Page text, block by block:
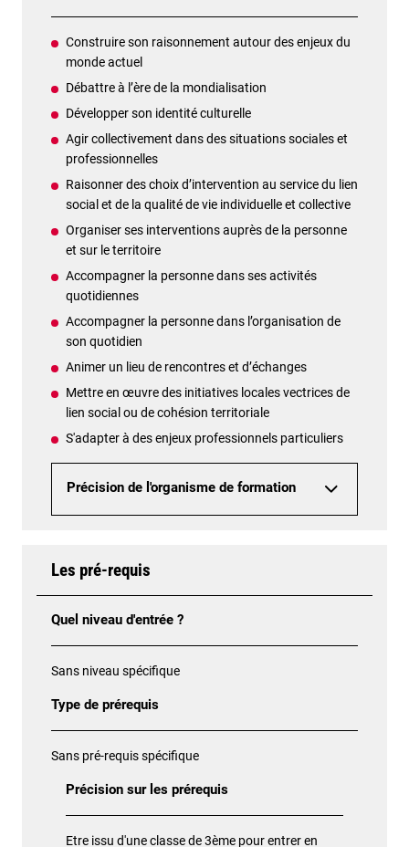
Construire son raisonnement autour des enjeux du
monde actuel
Débattre à l’ère de la mondialisation
Développer son identité culturelle
Agir collectivement dans des situations sociales et
professionnelles
Raisonner des choix d’intervention au service du lien
social et de la qualité de vie individuelle et collective
Organiser ses interventions auprès de la personne
et sur le territoire
Accompagner la personne dans ses activités
quotidiennes
Accompagner la personne dans l’organisation de
son quotidien
Animer un lieu de rencontres et d’échanges
Mettre en œuvre des initiatives locales vectrices de
lien social ou de cohésion territoriale
S'adapter à des enjeux professionnels particuliers
Précision de l'organisme de formation
Les pré-requis
Quel niveau d'entrée ?
Sans niveau spécifique
Type de prérequis
Sans pré-requis spécifique
Précision sur les prérequis
Etre issu d'une classe de 3ème pour entrer en